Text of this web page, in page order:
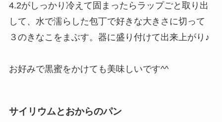
4.2がしっかり冷えて固まったらラップごと取り出
して、水で濡らした包丁で好きな大きさに切って
３のきなこをまぶす。器に盛り付けて出来上がり♪
お好みで黒蜜をかけても美味しいです^^
サイリウムとおからのパン